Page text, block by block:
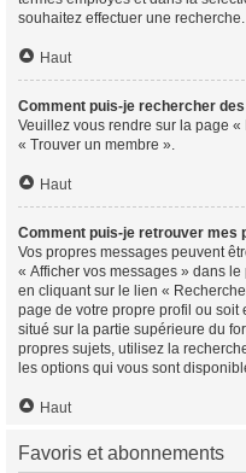
souhaitez effectuer une recherche.
Haut
Comment puis-je rechercher
Veuillez vous rendre sur la page
« Trouver un membre ».
Haut
Comment puis-je retrouver mes
Vos propres messages peuvent
« Afficher vos messages » dans
en cliquant sur le lien «
page de votre propre profil ou soit
situé sur la partie supérieure du
propres sujets, utilisez la
les options qui vous sont
Haut
Favoris et abonnements